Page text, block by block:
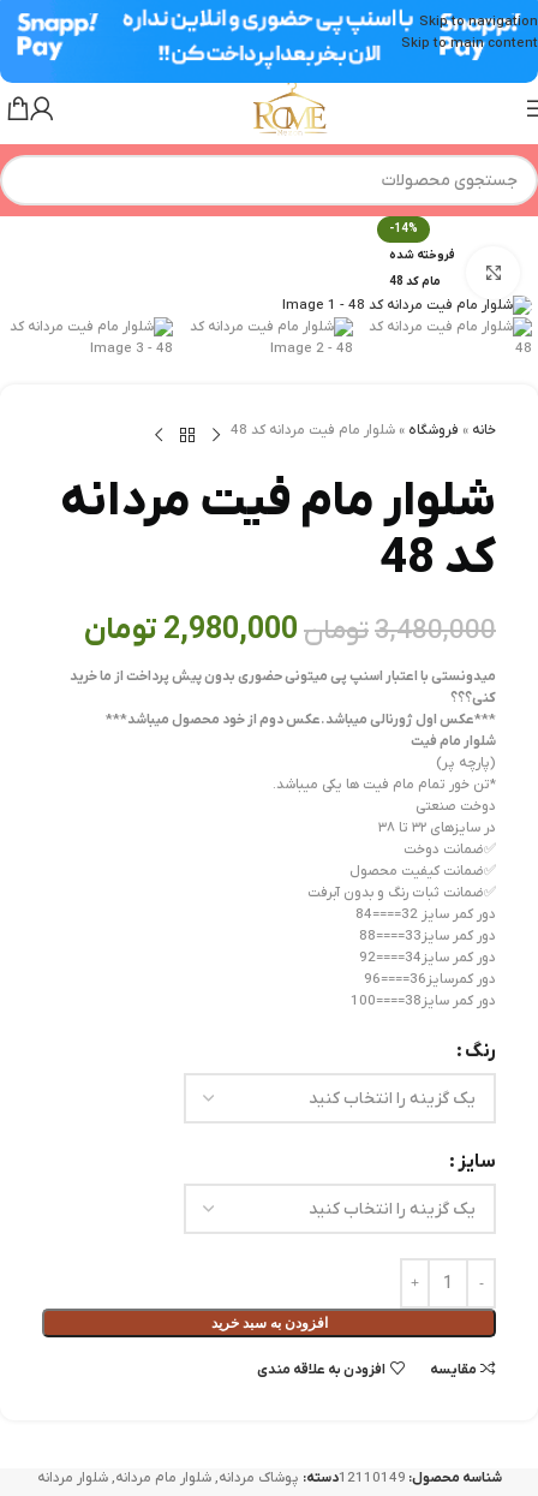
Skip to navigation
Skip to main content
-14%
فروخته شده
مام کد 48
برای بزرگنمایی کلیک کنید
خانه » فروشگاه » شلوار مام فيت مردانه کد 48
شلوار مام فيت مردانه
کد 48
3,480,000تومان 2,980,000 تومان
میدونستی با اعتبار اسنپ پی میتونی حضوری بدون پیش پرداخت از ما خرید
کنی؟؟؟
***عکس اول ژورنالی میباشد.عکس دوم از خود محصول میباشد***
شلوار مام فیت
(پارچه پر)
*تن خور تمام مام فیت ها یکی میباشد.
دوخت صنعتی
در سایزهای ۳۲ تا ۳۸
✅ضمانت دوخت
✅ضمانت‌ کیفیت محصول
✅ضمانت ثبات رنگ و بدون آبرفت
دور کمر سایز 32====84
دور کمر سایز33====88
دور کمر سایز34====92
دور کمرسایز36====96
دور کمر سایز38====100
رنگ
سایز
افزودن به سبد خرید
مقايسه افزودن به علاقه مندی
شناسه محصول: 12110149دسته: پوشاک مردانه, شلوار مام مردانه, شلوار مردانه